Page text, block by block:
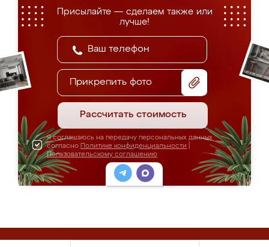
Присылайте — сделаем также или
лучше!
Прикрепить фото
Рассчитать стоимость
Я соглашаюсь на передачу персональных данных
согласно Политике конфиденциальности
Пользовательскому соглашению